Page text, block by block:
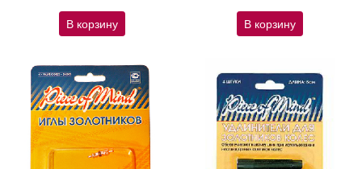
В корзину В корзину